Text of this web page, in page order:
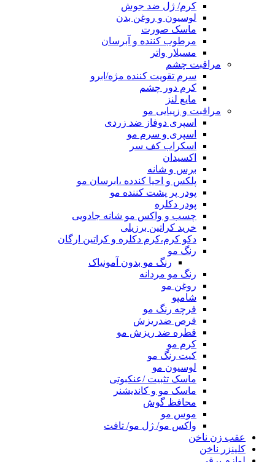
کرم/ ژل ضد جوش
لوسیون و روغن بدن
ماسک صورت
مرطوب کننده و آبرسان
مسیلار واتر
مراقبت چشم
سرم تقویت کننده مژه/ابرو
کرم دور چشم
مایع لنز
مراقبت و زیبایی مو
اسپری دوفاز ضد زردی
اسپری و سرم مو
اسکراب کف سر
اکسیدان
برس و شانه
پلکس و احیا کندده ،ابرسان مو
پودر پر پشت کننده مو
پودر دکلره
چسب و واکس مو شانه جادویی
خرید کراتین برزیلی
دکو کرم،کرم دکلره و کراتین ارگان
رنگ مو
رنگ مو بدون آمونیاک
رنگ مو مردانه
روغن مو
شامپو
فرچه رنگ مو
قرص ضدریزش
قطره ضد ریزش مو
کرم مو
کیت رنگ مو
لوسیون مو
ماسک تثبیت /عنکبوتی
ماسک مو و کاندیشنر
محافظ گوش
موس مو
واکس مو/ ژل مو/ تافت
عقب زن ناخن
کلینزر ناخن